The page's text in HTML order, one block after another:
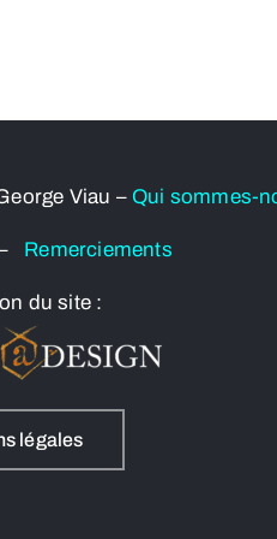
Viau – Qui sommes-
Remerciements
du site :
légales